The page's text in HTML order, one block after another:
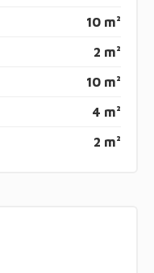
10 m²
2 m²
10 m²
4 m²
2 m²